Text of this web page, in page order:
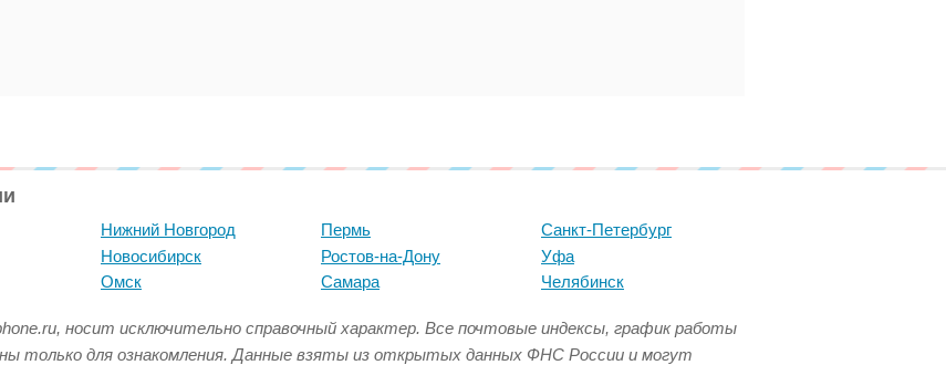
Нижний Новгород
Новосибирск
Омск
Пермь
Ростов-на-Дону
Самара
Санкт-Петербург
Уфа
Челябинск
носит исключительно справочный характер. Все почтовые индексы, график работы
только для ознакомления. Данные взяты из открытых данных ФНС России и могут